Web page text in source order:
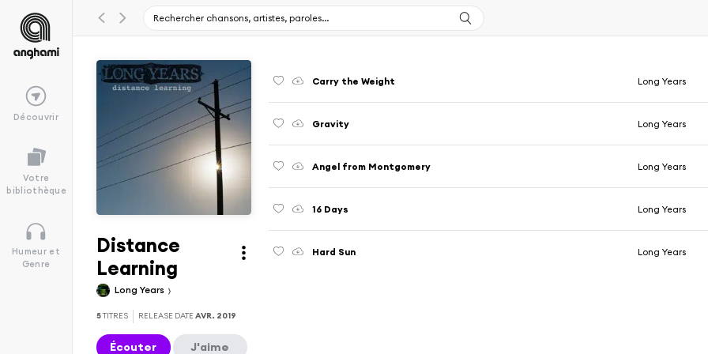
Découvrir
Votre
bibliothèque
Humeur et
Genre
Distance
Learning
Long Years
5TITRES RELEASE DATEAVR. 2019
Écouter J'aime
Carry the Weight Long Years
Gravity Long Years
Angel from Montgomery Long Years
16 Days Long Years
Hard Sun Long Years